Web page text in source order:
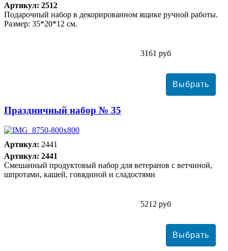
Артикул: 2512
Подарочный набор в декорированном ящике ручной работы.
Размер: 35*20*12 см.
3161 руб
Праздничный набор № 35
Артикул: 2441
Артикул: 2441
Смешанный продуктовый набор для ветеранов с ветчиной,
шпротами, кашей, говядиной и сладостями
5212 руб